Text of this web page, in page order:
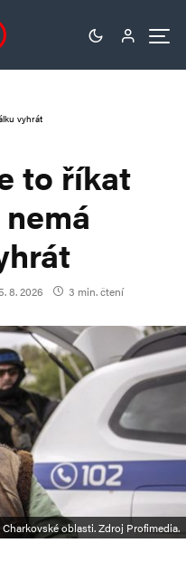
vyhrát
to říkat
5. 8. 2026 3 min. čtení
oblasti. Zdroj Profimedia.